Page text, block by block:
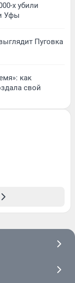
х убили
Уфы
Пуговка
как
свой